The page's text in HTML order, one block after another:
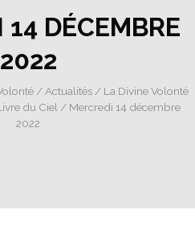
14 DÉCEMBRE
2022
/ Actualités/ La Divine Volonté
du Ciel / Mercredi 14 décembre
2022